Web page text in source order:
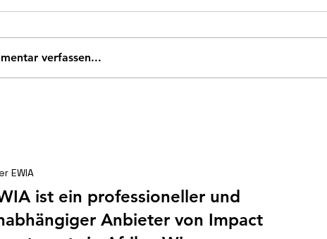
verfassen...
EWIA
ist ein professioneller und
Anbieter von Impact